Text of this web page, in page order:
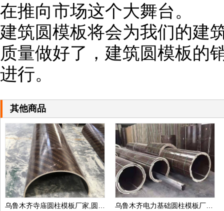
在推向市场这个大舞台。
建筑圆模板将会为我们的建
质量做好了，建筑圆模板的
进行。
其他商品